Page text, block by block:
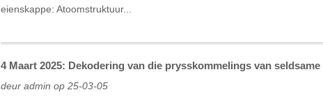
eienskappe: ‌Atoomstruktuur...
4 Maart 2025: Dekodering van die prysskommelings van seldsame
deur admin op 25-03-05